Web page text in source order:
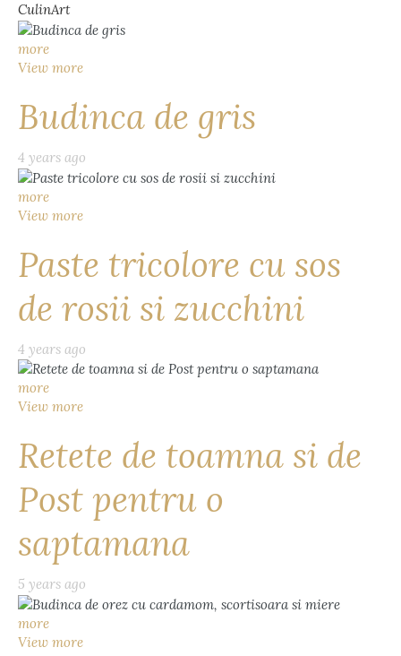
CulinArt
more
View more
Budinca de gris
4 years ago
more
View more
Paste tricolore cu sos
de rosii si zucchini
4 years ago
more
View more
Retete de toamna si de
Post pentru o
saptamana
5 years ago
more
View more